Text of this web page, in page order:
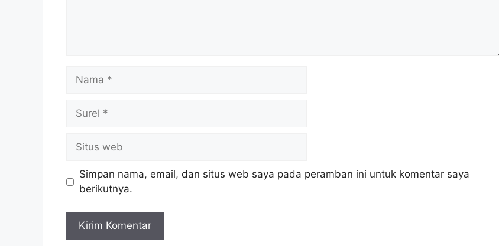
Nama
Surel
Situs
web
Simpan nama, email, dan situs web saya pada peramban ini untuk komentar saya
berikutnya.